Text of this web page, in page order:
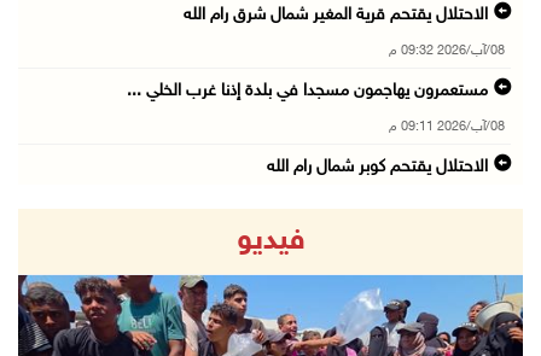
الاحتلال يقتحم قرية المغير شمال شرق رام الله
08/آب/2026 09:32 م
مستعمرون يهاجمون مسجدا في بلدة إذنا غرب الخلي ...
08/آب/2026 09:11 م
الاحتلال يقتحم كوبر شمال رام الله
إصابات بالاختناق خلال مواجهات مع الاحتلال في ...
08/آب/2026 08:23 م
الاحتلال ينصب حواجز طيارة في محيط مخيم طولكرم ...
فيديو